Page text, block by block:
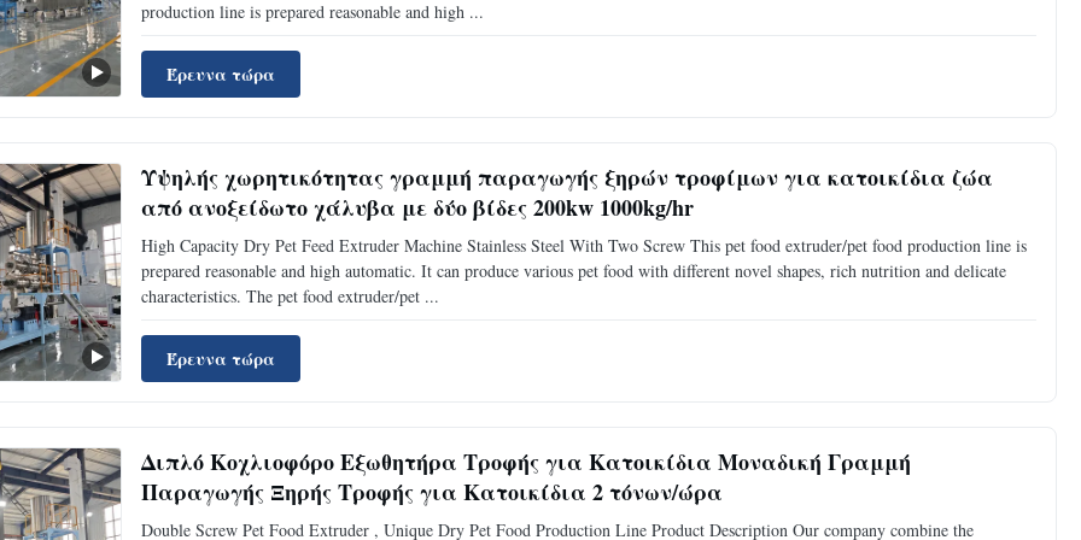
production line is prepared reasonable and high ...
Έρευνα τώρα
Υψηλής χωρητικότητας γραμμή παραγωγής ξηρών τροφίμων για κατοικίδια ζώα
από ανοξείδωτο χάλυβα με δύο βίδες 200kw 1000kg/hr
High Capacity Dry Pet Feed Extruder Machine Stainless Steel With Two Screw This pet food extruder/pet food production line is
prepared reasonable and high automatic. It can produce various pet food with different novel shapes, rich nutrition and delicate
characteristics. The pet food extruder/pet ...
Έρευνα τώρα
Διπλό Κοχλιοφόρο Εξωθητήρα Τροφής για Κατοικίδια Μοναδική Γραμμή
Παραγωγής Ξηρής Τροφής για Κατοικίδια 2 τόνων/ώρα
Double Screw Pet Food Extruder , Unique Dry Pet Food Production Line Product Description Our company combine the